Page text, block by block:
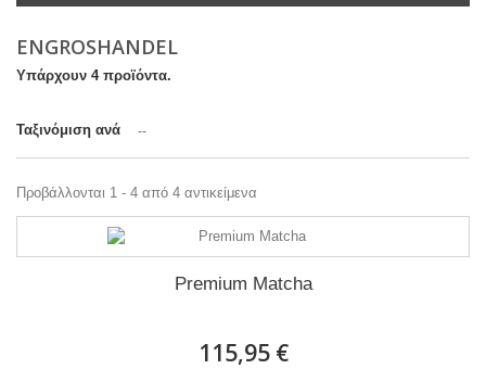
ENGROSHANDEL
Υπάρχουν 4 προϊόντα.
Ταξινόμιση ανά --
Προβάλλονται 1 - 4 από 4 αντικείμενα
Premium Matcha
115,95 €